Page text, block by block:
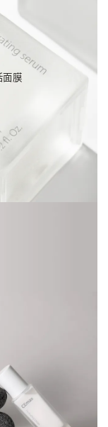
面膜